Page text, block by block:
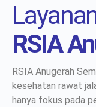
RSIA
RSIA Anugerah
kesehatan rawat
hanya fokus pada